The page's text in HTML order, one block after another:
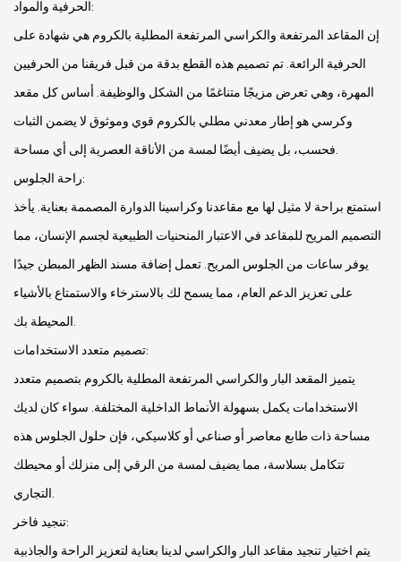
الحرفية والمواد:
إن المقاعد المرتفعة والكراسي المرتفعة المطلية بالكروم هي شهادة على
الحرفية الرائعة. تم تصميم هذه القطع بدقة من قبل فريقنا من الحرفيين
المهرة، وهي تعرض مزيجًا متناغمًا من الشكل والوظيفة. أساس كل مقعد
وكرسي هو إطار معدني مطلي بالكروم قوي وموثوق لا يضمن الثبات
راحة الجلوس:
استمتع براحة لا مثيل لها مع مقاعدنا وكراسينا الدوارة المصممة بعناية. يأخذ
التصميم المريح للمقاعد في الاعتبار المنحنيات الطبيعية لجسم الإنسان، مما
يوفر ساعات من الجلوس المريح. تعمل إضافة مسند الظهر المبطن جيدًا
على تعزيز الدعم العام، مما يسمح لك بالاسترخاء والاستمتاع بالأشياء
تصميم متعدد الاستخدامات:
يتميز المقعد البار والكراسي المرتفعة المطلية بالكروم بتصميم متعدد
الاستخدامات يكمل بسهولة الأنماط الداخلية المختلفة. سواء كان لديك
مساحة ذات طابع معاصر أو صناعي أو كلاسيكي، فإن حلول الجلوس هذه
تتكامل بسلاسة، مما يضيف لمسة من الرقي إلى منزلك أو محيطك
تنجيد فاخر:
يتم اختيار تنجيد مقاعد البار والكراسي لدينا بعناية لتعزيز الراحة والجاذبية